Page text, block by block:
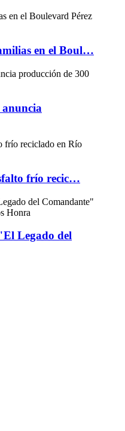
en el Boul…
frío recic…
Legado del